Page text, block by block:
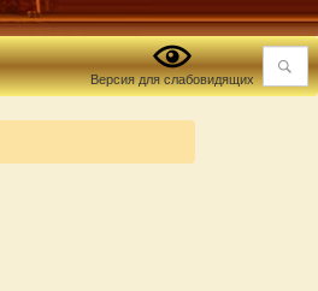
Версия для слабовидящих Поиск